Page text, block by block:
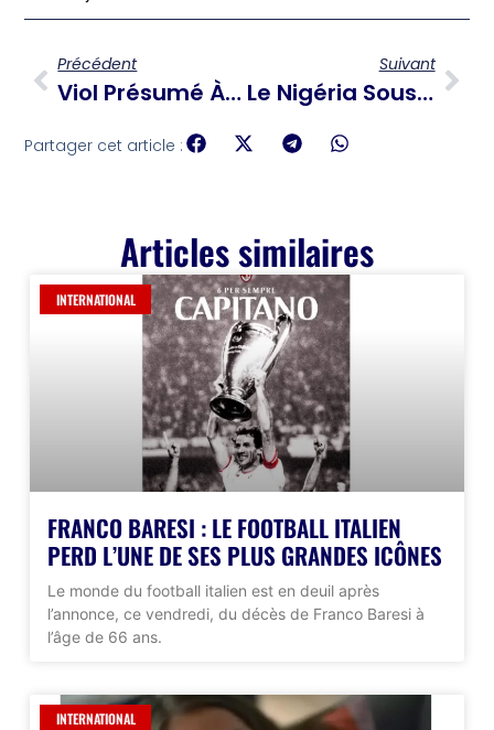
Précédent
Viol Présumé À Saint-Marc : Un Policier En Fuite, La PNH Lance Un Avis De Recherche
Suivant
Le Nigéria Sous La Menace D’une Intervention Militaire Américaine
Partager cet article :
Articles similaires
INTERNATIONAL
FRANCO BARESI : LE FOOTBALL ITALIEN
PERD L’UNE DE SES PLUS GRANDES ICÔNES
Le monde du football italien est en deuil après
l’annonce, ce vendredi, du décès de Franco Baresi à
l’âge de 66 ans.
INTERNATIONAL